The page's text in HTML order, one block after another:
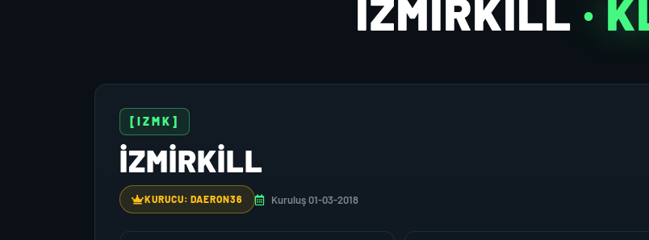
IZMIRKILL ·
[IZMK]
IZMIRKILL
KURUCU: DAERON36 Kuruluş 01-03-2018